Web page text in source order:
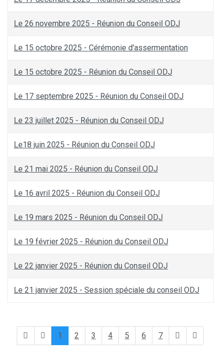
Le 26 novembre 2025 - Réunion du Conseil ODJ
Le 15 octobre 2025 - Cérémonie d'assermentation
Le 15 octobre 2025 - Réunion du Conseil ODJ
Le 17 septembre 2025 - Réunion du Conseil ODJ
Le 23 juillet 2025 - Réunion du Conseil ODJ
Le18 juin 2025 - Réunion du Conseil ODJ
Le 21 mai 2025 - Réunion du Conseil ODJ
Le 16 avril 2025 - Réunion du Conseil ODJ
Le 19 mars 2025 - Réunion du Conseil ODJ
Le 19 février 2025 - Réunion du Conseil ODJ
Le 22 janvier 2025 - Réunion du Conseil ODJ
Le 21 janvier 2025 - Session spéciale du conseil ODJ
1 2 3 4 5 6 7